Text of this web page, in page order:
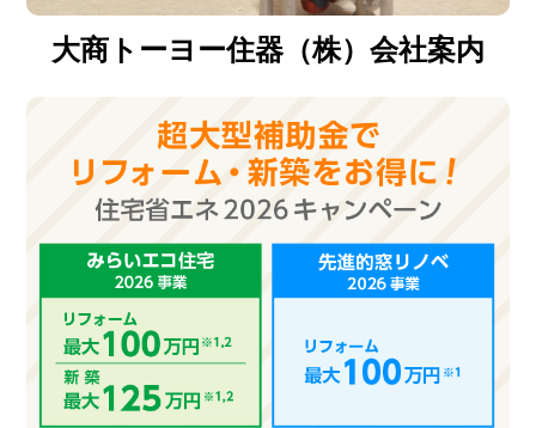
大商トーヨー住器（株）会社案内